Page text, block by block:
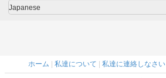
Japanese
ホーム | 私達について | 私達に連絡しなさい